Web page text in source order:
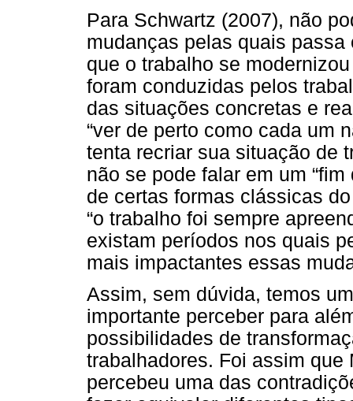
Para Schwartz (2007), não
mudanças pelas quais
que o trabalho se
foram conduzidas pelos
das situações concretas e
“ver de perto como cada um
tenta recriar sua situação de
não se pode falar em um
de certas formas clássicas
“o trabalho foi sempre
existam períodos nos quais
mais impactantes essas
Assim, sem dúvida, temos
importante perceber para
possibilidades de
trabalhadores. Foi assim
percebeu uma das